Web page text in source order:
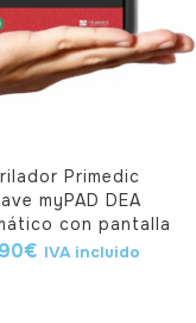
Primedic
myPAD DEA
con pantalla
€ IVA incluido